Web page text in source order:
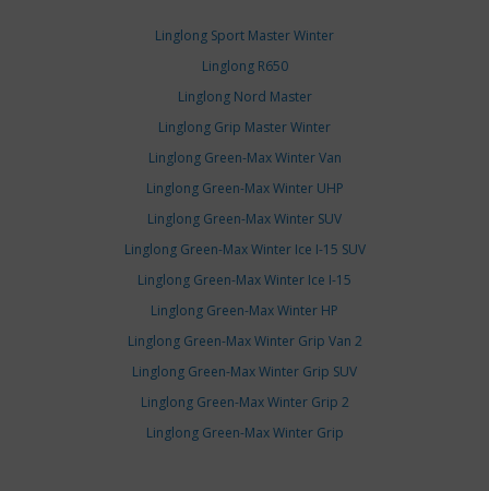
Linglong Sport Master Winter
Linglong R650
Linglong Nord Master
Linglong Grip Master Winter
Linglong Green-Max Winter Van
Linglong Green-Max Winter UHP
Linglong Green-Max Winter SUV
Linglong Green-Max Winter Ice I-15 SUV
Linglong Green-Max Winter Ice I-15
Linglong Green-Max Winter HP
Linglong Green-Max Winter Grip Van 2
Linglong Green-Max Winter Grip SUV
Linglong Green-Max Winter Grip 2
Linglong Green-Max Winter Grip